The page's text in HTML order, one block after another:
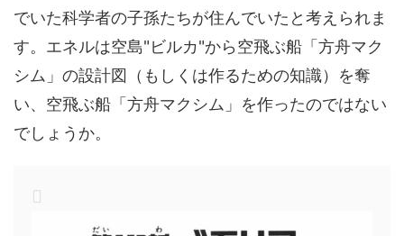
でいた科学者の子孫たちが住んでいたと考えられま
す。エネルは空島"ビルカ"から空飛ぶ船「方舟マク
シム」の設計図（もしくは作るための知識）を奪
い、空飛ぶ船「方舟マクシム」を作ったのではない
でしょうか。